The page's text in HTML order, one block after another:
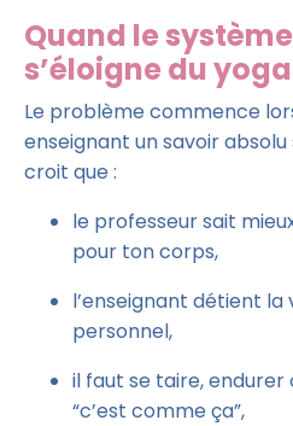
Quand le
s’éloigne du yoga
Le problème commence
enseignant un savoir absolu
croit que :
le professeur sait
pour ton corps,
l’enseignant détient
personnel,
il faut se taire,
“c’est comme ça”,